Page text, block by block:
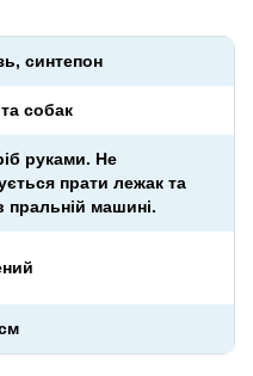
синтепон
собак
руками. Не
прати лежак та
пральній машині.